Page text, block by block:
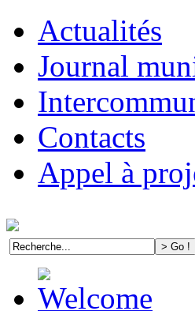
Actualités
Journal
Contacts
Appel à